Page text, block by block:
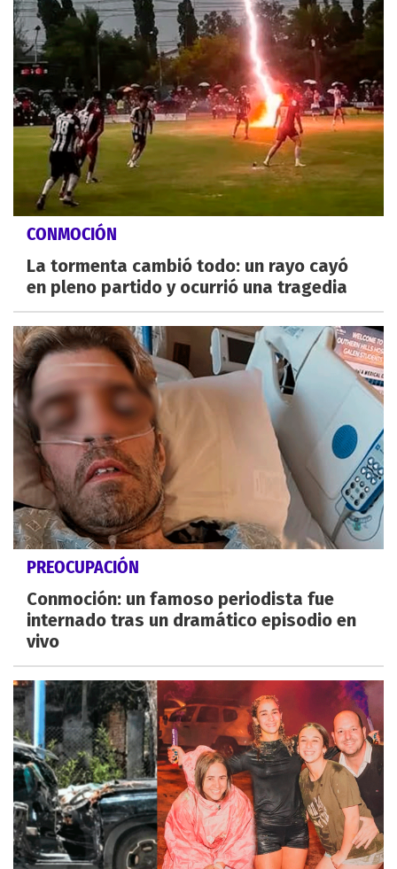
CONMOCIÓN
La tormenta cambió todo: un rayo cayó
en pleno partido y ocurrió una tragedia
PREOCUPACIÓN
Conmoción: un famoso periodista fue
internado tras un dramático episodio en
vivo